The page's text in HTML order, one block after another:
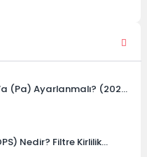
(Pa) Ayarlanmalı? (2026
Nedir? Filtre Kirlilik